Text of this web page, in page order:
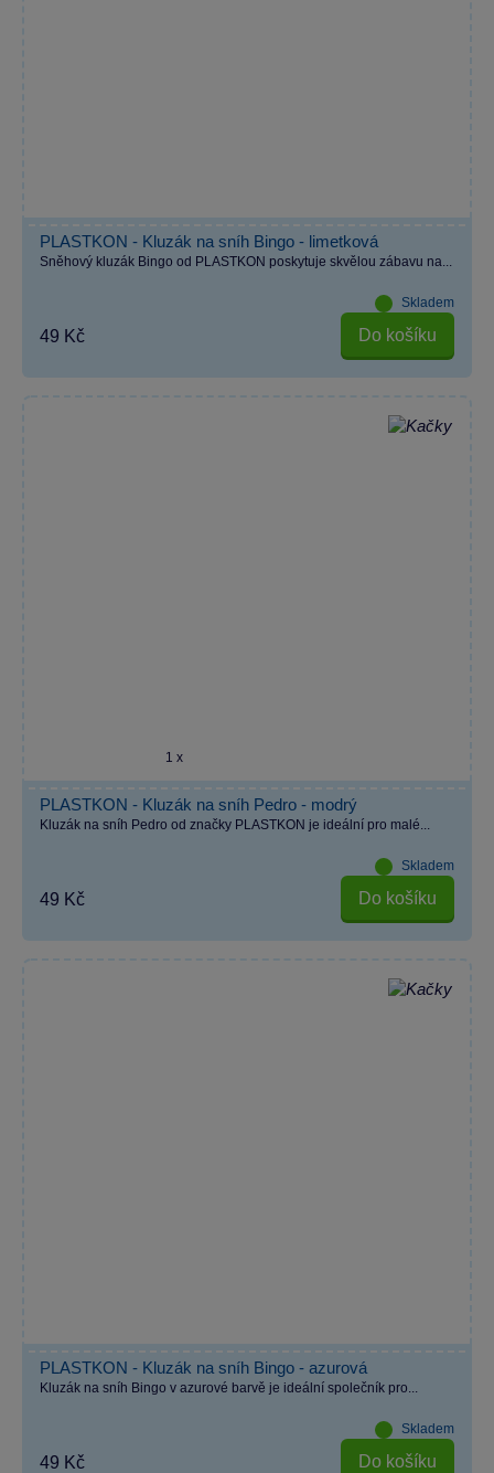
PLASTKON - Kluzák na sníh Bingo - limetková
Sněhový kluzák Bingo od PLASTKON poskytuje skvělou zábavu na...
Skladem
49 Kč Do košíku
1 x
PLASTKON - Kluzák na sníh Pedro - modrý
Kluzák na sníh Pedro od značky PLASTKON je ideální pro malé...
Skladem
49 Kč Do košíku
PLASTKON - Kluzák na sníh Bingo - azurová
Kluzák na sníh Bingo v azurové barvě je ideální společník pro...
Skladem
49 Kč Do košíku